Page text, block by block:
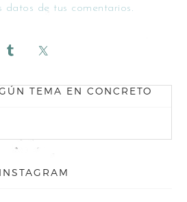
datos de tus comentarios.
TEMA EN CONCRETO
INSTAGRAM